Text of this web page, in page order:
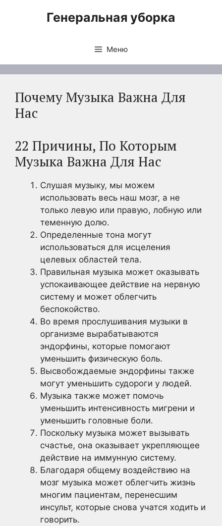
Генеральная уборка
Меню
Почему Музыка Важна Для
Нас
22 Причины, По Которым
Музыка Важна Для Нас
Слушая музыку, мы можем
использовать весь наш мозг, а не
только левую или правую, лобную или
теменную долю.
Определенные тона могут
использоваться для исцеления
целевых областей тела.
Правильная музыка может оказывать
успокаивающее действие на нервную
систему и может облегчить
беспокойство.
Во время прослушивания музыки в
организме вырабатываются
эндорфины, которые помогают
уменьшить физическую боль.
Высвобождаемые эндорфины также
могут уменьшить судороги у людей.
Музыка также может помочь
уменьшить интенсивность мигрени и
уменьшить головные боли.
Поскольку музыка может вызывать
счастье, она оказывает укрепляющее
действие на иммунную систему.
Благодаря общему воздействию на
мозг музыка может облегчить жизнь
многим пациентам, перенесшим
инсульт, которые снова учатся ходить и
говорить.